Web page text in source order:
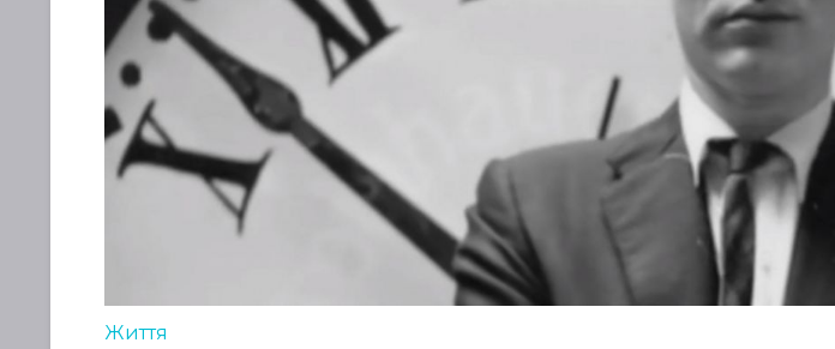
Життя